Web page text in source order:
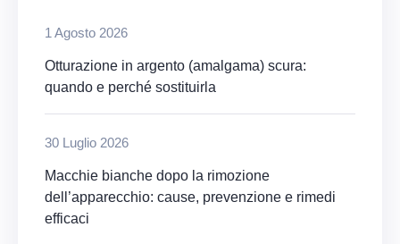
1 Agosto 2026
Otturazione in argento (amalgama) scura:
quando e perché sostituirla
30 Luglio 2026
Macchie bianche dopo la rimozione
dell’apparecchio: cause, prevenzione e rimedi
efficaci